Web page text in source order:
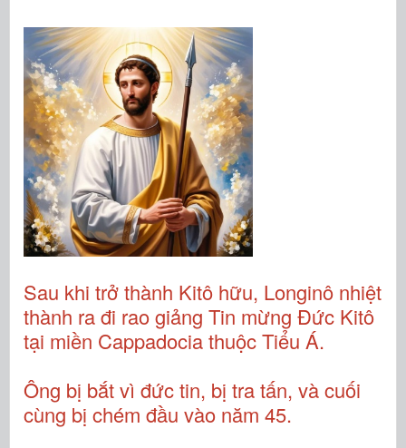
Sau khi trở thành Kitô hữu, Longinô nhiệt
thành ra đi rao giảng Tin mừng Đức Kitô
tại miền Cappadocia thuộc Tiểu Á.
Ông bị bắt vì đức tin, bị tra tấn, và cuối
cùng bị chém đầu vào năm 45.